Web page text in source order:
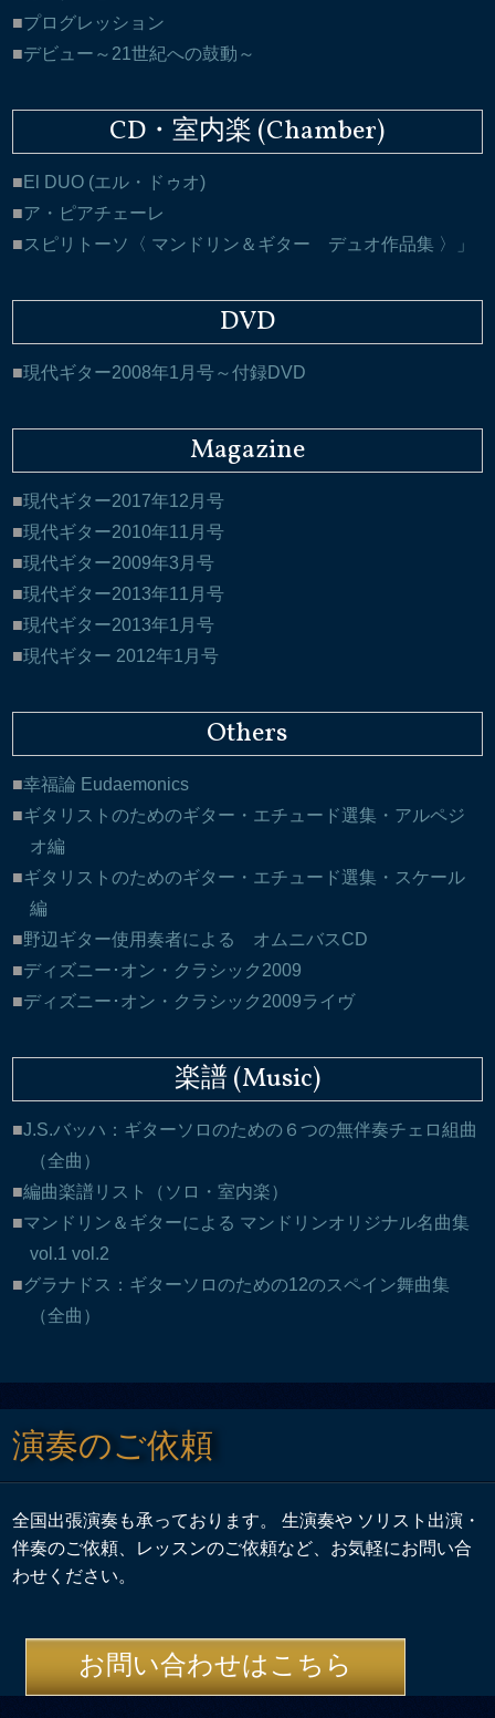
プログレッション
デビュー～21世紀への鼓動～
CD・室内楽 (Chamber)
El DUO (エル・ドゥオ)
ア・ピアチェーレ
スピリトーソ〈 マンドリン＆ギター デュオ作品集 〉」
DVD
現代ギター2008年1月号～付録DVD
Magazine
現代ギター2017年12月号
現代ギター2010年11月号
現代ギター2009年3月号
現代ギター2013年11月号
現代ギター2013年1月号
現代ギター 2012年1月号
Others
幸福論 Eudaemonics
ギタリストのためのギター・エチュード選集・アルペジ
オ編
ギタリストのためのギター・エチュード選集・スケール
編
野辺ギター使用奏者による オムニバスCD
ディズニー･オン・クラシック2009
ディズニー･オン・クラシック2009ライヴ
楽譜 (Music)
J.S.バッハ：ギターソロのための６つの無伴奏チェロ組曲
（全曲）
編曲楽譜リスト（ソロ・室内楽）
マンドリン＆ギターによる マンドリンオリジナル名曲集
vol.1 vol.2
グラナドス：ギターソロのための12のスペイン舞曲集
（全曲）
演奏のご依頼
全国出張演奏も承っております。 生演奏や ソリスト出演・
伴奏のご依頼、レッスンのご依頼など、お気軽にお問い合
わせください。
お問い合わせはこちら